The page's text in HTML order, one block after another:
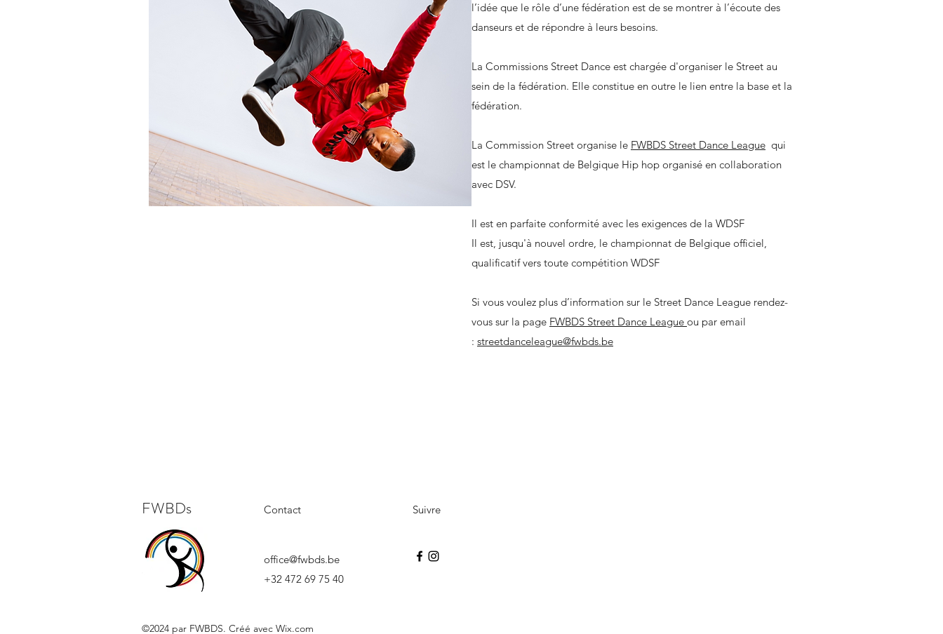
l’idée que le rôle d’une fédération est de se montrer à l’écoute des
danseurs et de répondre à leurs besoins.
​La Commissions Street Dance est chargée d'organiser le Street au
sein de la fédération. Elle constitue en outre le lien entre la base et la
fédération.
​La Commission Street organise le FWBDS Street Dance League qui
est le championnat de Belgique Hip hop organisé en collaboration
avec DSV.
Il est en parfaite conformité avec les exigences de la WDSF
Il est, jusqu'à nouvel ordre, le championnat de Belgique officiel,
qualificatif vers toute compétition WDSF
Si vous voulez plus d’information sur le Street Dance League rendez-
vous sur la page FWBDS Street Dance League ou par email
: streetdanceleague@fwbds.be
FWBDs Contact
office@fwbds.be
+32 472 69 75 40
Suivre
©2024 par FWBDS. Créé avec Wix.com